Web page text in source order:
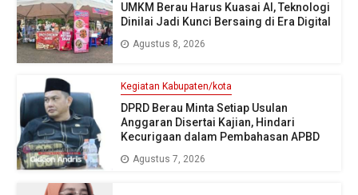
UMKM Berau Harus Kuasai AI, Teknologi
Dinilai Jadi Kunci Bersaing di Era Digital
Agustus 8, 2026
Kegiatan Kabupaten/kota
DPRD Berau Minta Setiap Usulan
Anggaran Disertai Kajian, Hindari
Kecurigaan dalam Pembahasan APBD
Agustus 7, 2026